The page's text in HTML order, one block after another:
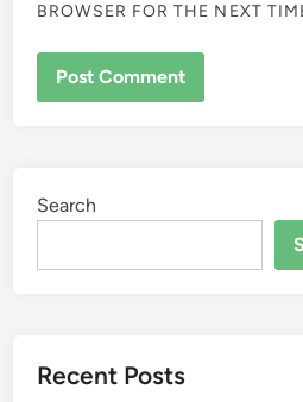
BROWSER FOR THE NEXT
Search
Recent Posts